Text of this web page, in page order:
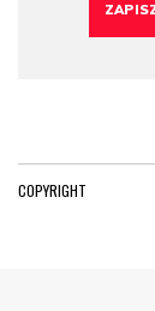
COPYRIGHT